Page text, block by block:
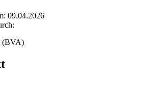
09.04.2026
(BVA)